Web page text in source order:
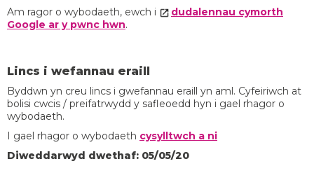
Am ragor o wybodaeth, ewch i
dudalennau cymorth
Google ar y pwnc hwn.
Lincs i wefannau eraill
Byddwn yn creu lincs i gwefannau eraill yn aml. Cyfeiriwch at
bolisi cwcis / preifatrwydd y safleoedd hyn i gael rhagor o
wybodaeth.
I gael rhagor o wybodaeth cysylltwch a ni
Diweddarwyd dwethaf: 05/05/20